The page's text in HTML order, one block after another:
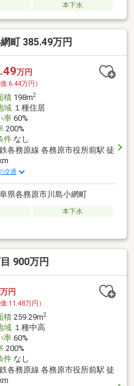
本下水
町 385.49万円
万円
:6.44万円）
積198m2
域１種住居
率60%
200%
件なし
各務原線 各務原市役所前駅 徒
交通
県各務原市川島小網町
本下水
900万円
万円
:11.48万円）
積259.29m2
域１種中高
率60%
200%
件なし
各務原線 各務原市役所前駅 徒